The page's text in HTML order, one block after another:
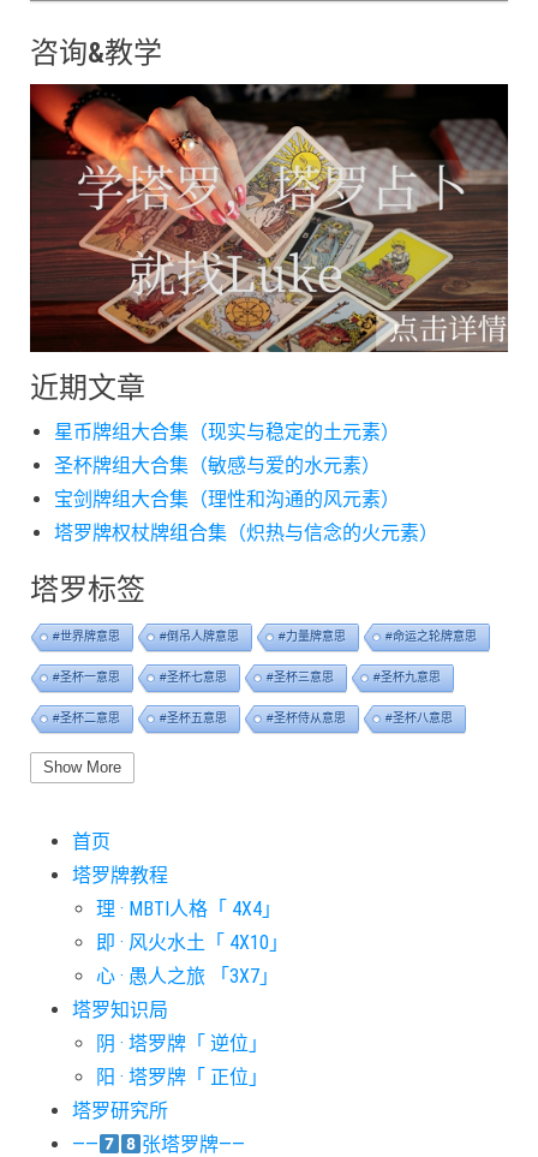
咨询&教学
近期文章
星币牌组大合集（现实与稳定的土元素）
圣杯牌组大合集（敏感与爱的水元素）
宝剑牌组大合集（理性和沟通的风元素）
塔罗牌权杖牌组合集（炽热与信念的火元素）
塔罗标签
#世界牌意思 #倒吊人牌意思 #力量牌意思 #命运之轮牌意思
#圣杯一意思 #圣杯七意思 #圣杯三意思 #圣杯九意思
#圣杯二意思 #圣杯五意思 #圣杯侍从意思 #圣杯八意思
#圣杯六意思
#宝剑七意思
#宝剑五意思 #宝剑侍从意思
#宝剑十意思 #宝剑四意思 #宝剑国王意思
#审判牌意思
#愚人牌意思 #战车牌意思
#星币七意思 #星币三意思
#星币五意思 #星币侍从意思
Show More
首页
塔罗牌教程
理 · MBTI人格「 4X4」
即 · 风火水土「 4X10」
心 · 愚人之旅 「3X7」
塔罗知识局
阴 · 塔罗牌「 逆位」
阳 · 塔罗牌「 正位」
塔罗研究所
——
张塔罗牌——